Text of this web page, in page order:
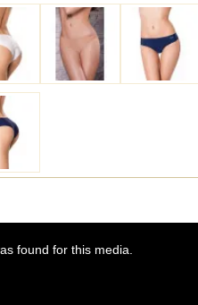
found for this media.